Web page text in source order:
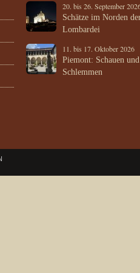
20. bis 26. September
Schätze im Norden
Lombardei
11. bis 17. Oktober 2026
Piemont: Schauen und
Schlemmen